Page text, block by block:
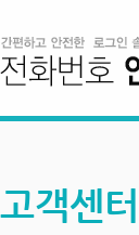
고객센터